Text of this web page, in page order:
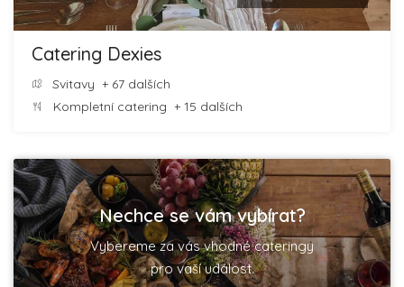
Catering Dexies
Svitavy + 67 dalších
Kompletní catering + 15 dalších
Nechce se vám vybírat?
Vybereme za vás vhodné cateringy
pro vaší událost.